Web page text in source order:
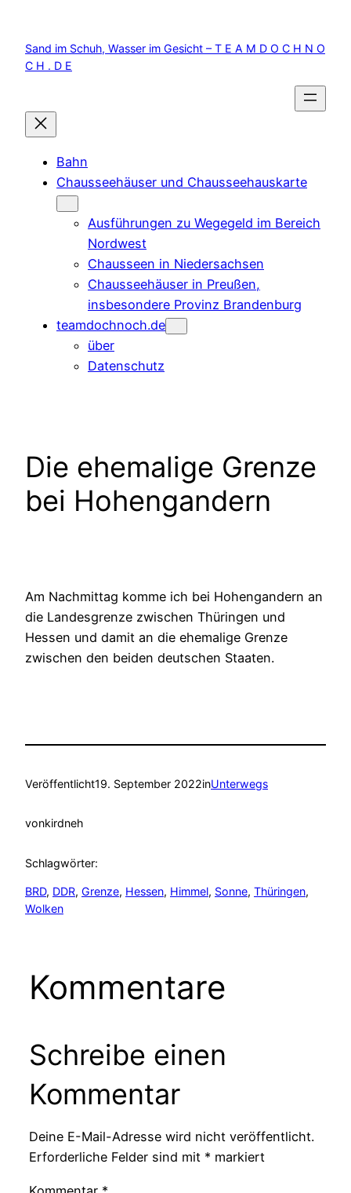
springen
Sand im Schuh, Wasser im Gesicht – T E A M D O C H N O
C H . D E
Bahn
Chausseehäuser und Chausseehauskarte
Ausführungen zu Wegegeld im Bereich
Nordwest
Chausseen in Niedersachsen
Chausseehäuser in Preußen,
insbesondere Provinz Brandenburg
teamdochnoch.de
über
Datenschutz
Die ehemalige Grenze
bei Hohengandern
Am Nachmittag komme ich bei Hohengandern an
die Landesgrenze zwischen Thüringen und
Hessen und damit an die ehemalige Grenze
zwischen den beiden deutschen Staaten.
Veröffentlicht19. September 2022inUnterwegs
vonkirdneh
Schlagwörter:
BRD, DDR, Grenze, Hessen, Himmel, Sonne, Thüringen
Wolken
Kommentare
Schreibe einen
Kommentar
Deine E-Mail-Adresse wird nicht veröffentlicht.
Erforderliche Felder sind mit * markiert